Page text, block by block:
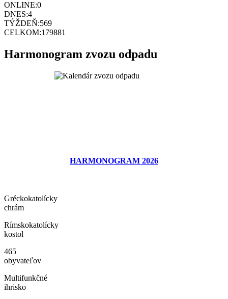
ONLINE:0
DNES:4
TÝŽDEŇ:569
CELKOM:179881
Harmonogram zvozu odpadu
HARMONOGRAM 2026
Gréckokatolícky
chrám
Rímskokatolícky
kostol
465
obyvateľov
Multifunkčné
ihrisko